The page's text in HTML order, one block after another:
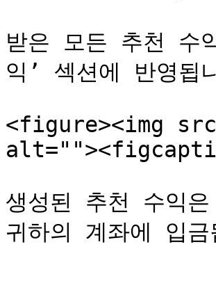
받은 모든 추천 수
익’ 섹션에 반영됩
<figure><img
생성된 추천 수익